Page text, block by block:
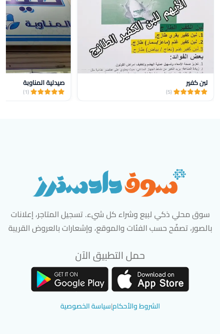
لبن كفير
(5)
صيدلية المناوبة
(1)
سوق محلي ذكي لبيع وشراء كل شيء. تسجيل المتاجر، إعلانات
بالصور، تصفّح حسب الفئات والموقع، وإشعارات بالعروض القريبة
حمل التطبيق الآن
الشروط والأحكام|سياسة الخصوصية